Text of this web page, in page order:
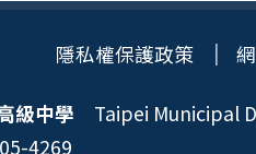
隱私權保護政策
級中學 Taipei Municipal
4269